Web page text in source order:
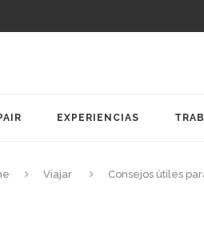
EXPERIENCIAS
Viajar Consejos útiles